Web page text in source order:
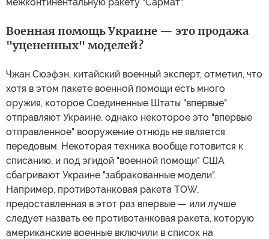
Военная помощь Украине — это продажа
"уцененных" моделей?
Чжан Сюэфэн, китайский военный эксперт, отметил, что
хотя в этом пакете военной помощи есть много
оружия, которое Соединенные Штаты "впервые"
отправляют Украине, однако некоторое это "впервые
отправленное" вооружение отнюдь не является
передовым. Некоторая техника вообще готовится к
списанию, и под эгидой "военной помощи" США
сбагривают Украине "забракованные модели".
Например, противотанковая ракета TOW,
предоставленная в этот раз впервые — или лучше
следует назвать ее противотанковая ракета, которую
американские военные включили в список на